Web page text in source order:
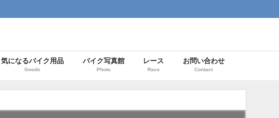
気になるバイク用品
Goods
バイク写真館
Photo
レース
Race
お問い合わせ
Contact